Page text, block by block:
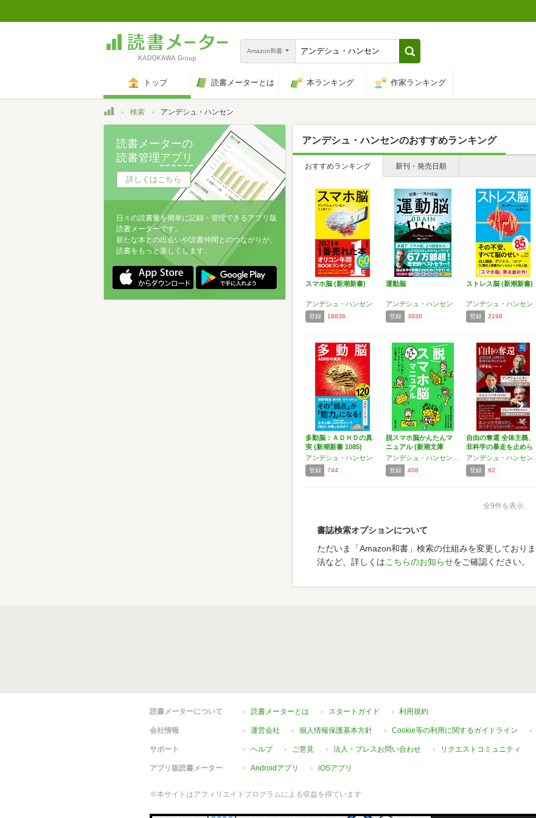
Amazon和書
トップ 読書メーターとは 本ランキング 作家ランキング
トップ検索 アンデシュ・ハンセン
アンデシュ・ハンセンのおすすめランキング
おすすめランキング 新刊・発売日順
スマホ脳 (新潮新書)
アンデシュ・ハンセン
登録 18836
運動脳
アンデシュ・ハンセン
登録 3936
ストレス脳 (新潮新書)
アンデシュ・ハンセン
登録 2198
多動脳：ＡＤＨＤの真
実 (新潮新書 1085)
アンデシュ・ハンセン
登録 744
脱スマホ脳かんたんマ
ニュアル (新潮文庫
ハ…
登録 408
自由の奪還 全体主義、
非科学の暴走を止めら
れ…
登録 92
全9件を表示
書誌検索オプションについて
ただいま「Amazon和書」検索の仕組みを変更しており
法など、詳しくはこちらのお知らせをご確認ください。
読書メーターの
読書管理アプリ
詳しくはこちら
日々の読書量を簡単に記録・管理できるアプリ版
読書メーターです。
新たな本との出会いや読書仲間とのつながりが、
読書をもっと楽しくします。
読書メーターについて 読書メーターとは スタートガイド 利用規約
会社情報 運営会社 個人情報保護基本方針 Cookie等の利用に関するガイドライン
サポート ヘルプ ご意見 法人・プレスお問い合わせ リクエストコミュニティ
アプリ版読書メーター Androidアプリ iOSアプリ
※本サイトはアフィリエイトプログラムによる収益を得ています